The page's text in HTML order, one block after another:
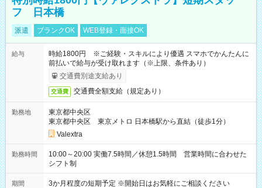
フ 日本橋
派遣 ブランクOK WEB登録・面接OK
給与
時給1800円 ※ご経験・スキルにより優遇 スマホでかんたんに
前払いで給与が受け取れます（※上限、条件あり）
交通費別途支給あり
交通費 交通費全額支給（規定あり）
勤務地
東京都中央区
東京都中央区 東京メトロ 日本橋駅から直結（徒歩1分）
Valextra
勤務時間
10:00～20:00 実働7.5時間／休憩1.5時間 営業時間に合わせた
シフト制
期間 3か月程度の短期予定 ※開始日はお気軽にご相談ください